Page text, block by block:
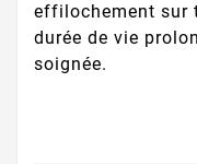
effilochement sur
durée de vie
soignée.